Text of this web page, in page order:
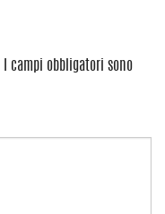
I campi obbligatori sono